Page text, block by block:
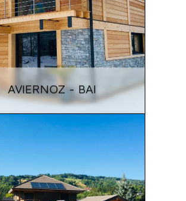
AVIERNOZ - BAI